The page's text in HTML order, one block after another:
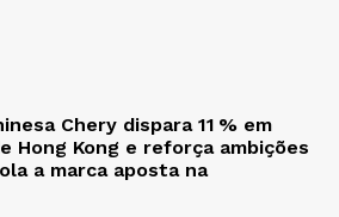
Chery dispara 11 % em
Hong Kong e reforça ambições
a marca aposta na